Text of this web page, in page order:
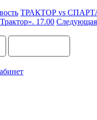
ТРАКТОР vs
17.00 Следующая